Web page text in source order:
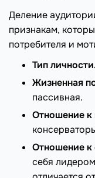
Деление
признакам,
потребителя и
Тип
Жизненная
пассивная.
Отношение к
Отношение к
себя